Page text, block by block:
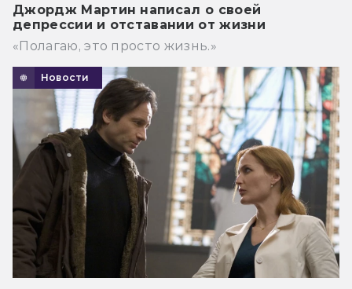
Джордж Мартин написал о своей
депрессии и отставании от жизни
«Полагаю, это просто жизнь.»
Новости